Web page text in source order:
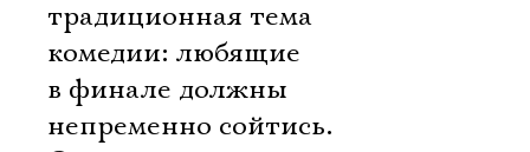
традиционная тема
комедии: любящие
в финале должны
непременно сойтись.